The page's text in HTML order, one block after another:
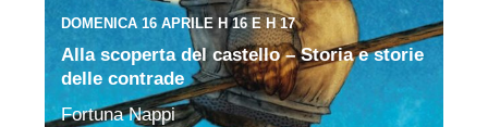
DOMENICA 16 APRILE H 16 E H 17
Alla scoperta del castello – Storia e storie
delle contrade
Fortuna Nappi